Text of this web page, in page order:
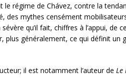
régime de Chávez, contre la
des mythes censément
qu’il fait, chiffres à l’appui, de
plus généralement, ce qui définit un
il est notamment l’auteur de Le